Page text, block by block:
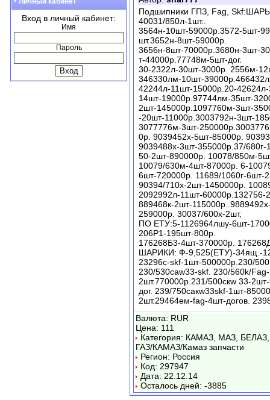
Вход в личный кабинет:
Имя
Пароль
Подшипники ГПЗ, Fag,
40031/850л-1шт..
3564н-10шт-59000р.3572-5шт-
шт.3652н-8шт-59000р.
3656н-8шт-70000р.3680н-3шт-
т-44000р.77748м-5шт-дог.
30-2322л-30шт-3000р. 2556м-
346330лм-10шт-
42244л-11шт-15000р.20-
14шт-19000р.97744лм-35шт-
2шт-145000р.1097760м-3шт-
-20шт-11000р.3003792н-3шт-
3077776м-3шт-
0р. 9039452х-5шт-85000р.
9039488х-3шт-355000р.37/
50-2шт-890000р. 10078/850м-
10079/630м-4шт-87000р. 6-
6шт-720000р. 11689/1060г-6шт-
90394/710х-2шт-1450000р.
2092992л-11шт-
889468к-2шт-
259000р. 30037/600х-2шт,
ПО ЕТУ:5-1126964лшу-6шт-
206Р1-195шт-800р.
176268Б3-4шт-370000р.
ШАРИКИ: Ф-9,525(ЕТУ)-34ящ.-
23296с-skf-1шт-500000р.230/
230/530caw33-skf. 230/560k/
2шт.770000р.231/500скw 33-
дог. 239/750сакw33skf-1шт-
2шт.29464ем-fag-4шт-догов.
Валюта: RUR
Цена: 111
Категория: КАМАЗ, МАЗ,
ГАЗ/КАМАЗ/Камаз запчасти
Регион: Россия
Код: 297947
Дата: 22.12.14
Осталось дней: -3885